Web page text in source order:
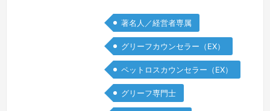
ん。しかしながら、自分の役割ゆえ、弱
音が吐けず、本音が言えないということ
も少なくありません。 メディアで名前
が知られる方や企業を代表される方のお
悩みをお聴きする中で、公の場で前向き
に振る舞う前に、安全な環境でありのま
著名人／経営者専属
グリーフカウンセラー（EX）
ペットロスカウンセラー（EX）
グリーフ専門士